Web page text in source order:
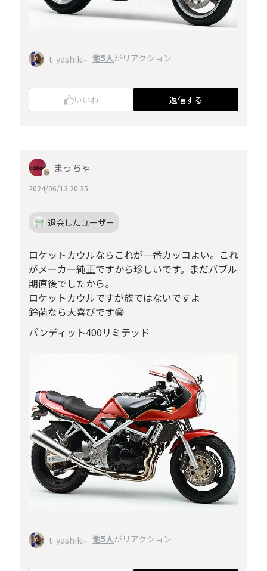
t-yashiki、 他5人がリアクション
いいね 返信する
まっちゃ
2024/06/13 20:35
退会したユーザー
ロケットカウルならこれが一番カッコよい。これ
がメーカー純正ですから珍しいです。まだバブル
期直後でしたから。
ロケットカウルですが族ではないですよ
鈴菌なら大喜びです😁
バンディット400リミテッド
t-yashiki、 他5人がリアクション